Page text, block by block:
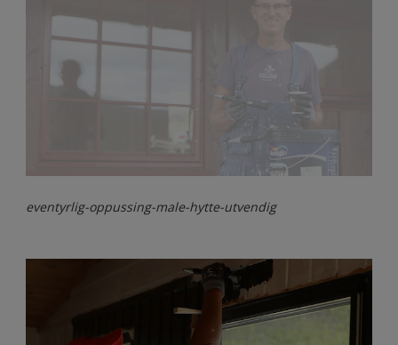
eventyrlig-oppussing-male-hytte-utvendig